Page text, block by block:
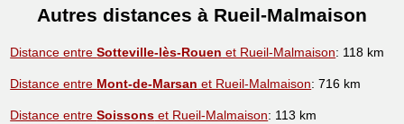
Autres distances à Rueil-Malmaison
Distance entreSotteville-lès-Rouen et Rueil-Malmaison: 118 km
Distance entre Mont-de-Marsan et Rueil-Malmaison: 716 km
Distance entreSoissons et Rueil-Malmaison: 113 km